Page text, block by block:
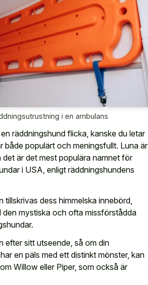
i en ambulans
räddningshund flicka, kanske du letar
både populärt och meningsfullt. Luna är
är det mest populära namnet för
i USA, enligt räddningshundens
tillskrivas dess himmelska innebörd,
den mystiska och ofta missförstådda
efter sitt utseende, så om din
en päls med ett distinkt mönster, kan
Willow eller Piper, som också är